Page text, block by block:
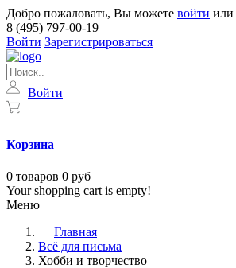
Добро пожаловать, Вы можете войти или
8 (495) 797-00-19
Войти Зарегистрироваться
Войти
Корзина
0 товаров 0 руб
Your shopping cart is empty!
Меню
Главная
Всё для письма
Хобби и творчество